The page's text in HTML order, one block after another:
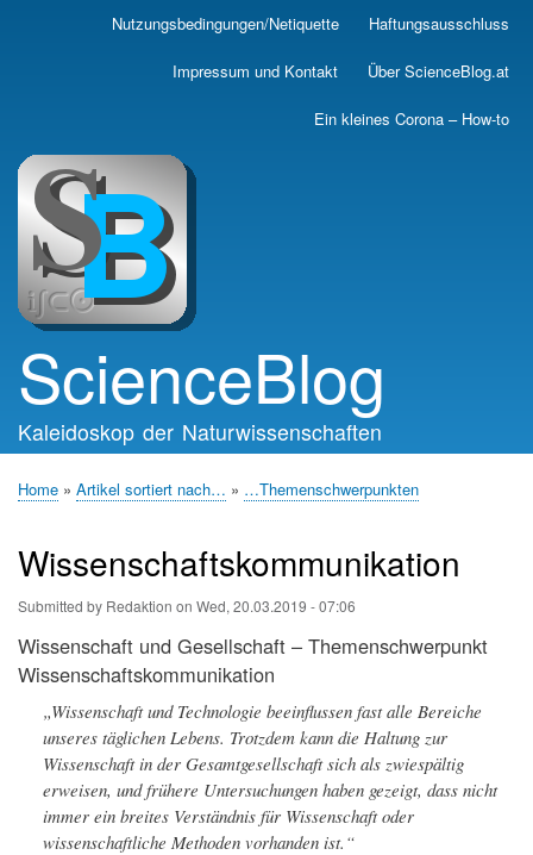
Skip
main
Nutzungsbedingungen/Netiquette Haftungsausschluss
Impressum und Kontakt Über ScienceBlog.at
Ein kleines Corona – How-to
ScienceBlog
Kaleidoskop der Naturwissenschaften
Home Artikel sortiert nach… …Themenschwerpunkten
Wissenschaftskommunikation
Submitted by Redaktion on Wed, 20.03.2019 - 07:06
Wissenschaft und Gesellschaft – Themenschwerpunkt
Wissenschaftskommunikation
„Wissenschaft und Technologie beeinflussen fast alle Bereiche
unseres täglichen Lebens. Trotzdem kann die Haltung zur
Wissenschaft in der Gesamtgesellschaft sich als zwiespältig
erweisen, und frühere Untersuchungen haben gezeigt, dass nicht
immer ein breites Verständnis für Wissenschaft oder
wissenschaftliche Methoden vorhanden ist.“